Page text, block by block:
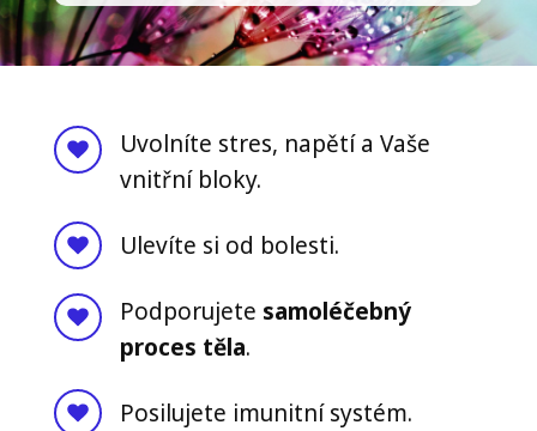
Uvolníte stres, napětí a Vaše
vnitřní bloky.
Ulevíte si od bolesti.
Podporujete samoléčebný
proces těla.
Posilujete imunitní systém.